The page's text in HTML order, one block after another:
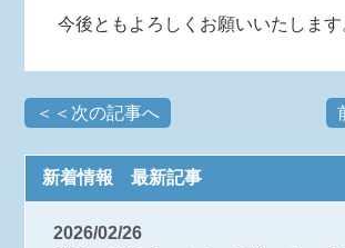
今後ともよろしくお願いいたします
＜＜次の記事へ
新着情報 最新記事
2026/02/26